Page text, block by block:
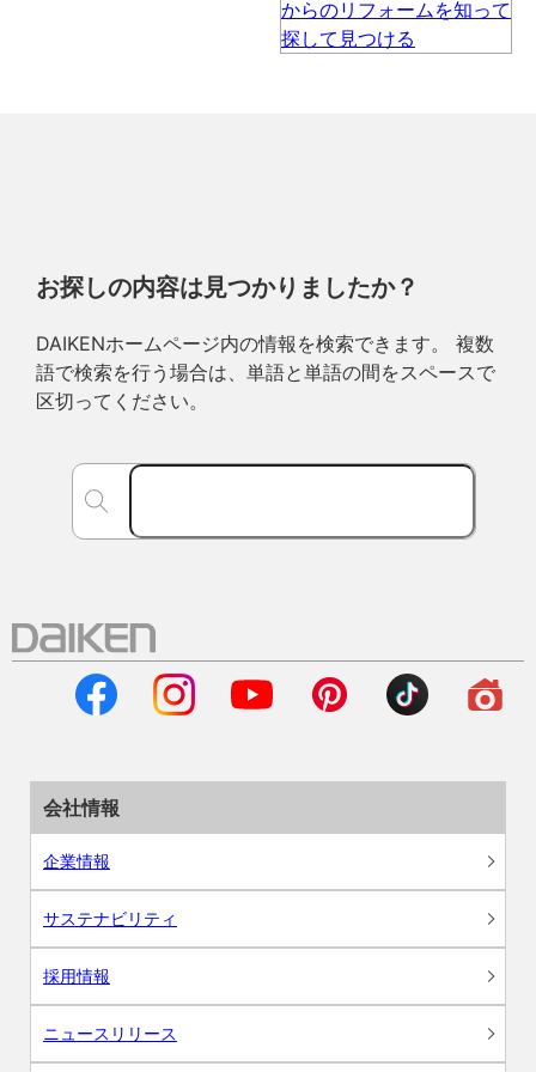
お探しの内容は見つかりましたか？
DAIKENホームページ内の情報を検索できます。 複数
語で検索を行う場合は、単語と単語の間をスペースで
区切ってください。
会社情報
企業情報
サステナビリティ
採用情報
ニュースリリース